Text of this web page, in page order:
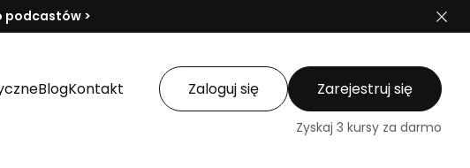
podcastów >
BlogKontakt Zaloguj się Zarejestruj się
Zyskaj 3 kursy za darmo